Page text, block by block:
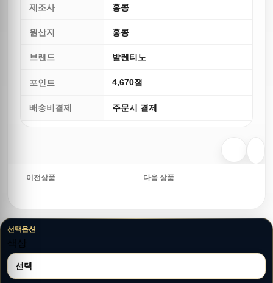
제조사 홍콩
원산지 홍콩
브랜드 발렌티노
포인트 4,670점
배송비결제 주문시 결제
이전상품 다음 상품
선택옵션
색상